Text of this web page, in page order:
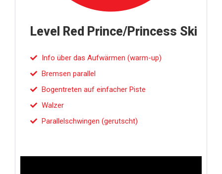
Level Red Prince/Princess Ski
Info über das Aufwärmen (warm-up)
Bremsen parallel
Bogentreten auf einfacher Piste
Walzer
Parallelschwingen (gerutscht)